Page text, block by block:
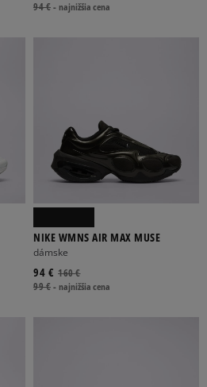
94 €-najnižšia cena
NIKE WMNS AIR MAX MUSE
dámske
160 €
94 €
99 €-najnižšia cena